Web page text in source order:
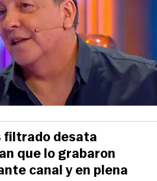
filtrado desata
que lo grabaron
canal y en plena